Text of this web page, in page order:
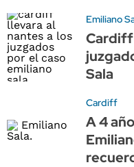
Emiliano
Cardiff
Sala
Cardiff
A 4